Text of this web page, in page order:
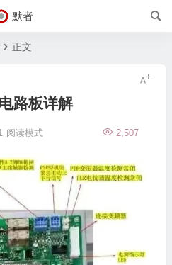
默者
正文
路板详解
2,507
阅读模式